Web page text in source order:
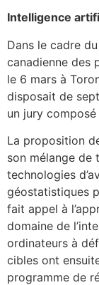
Intelligence
Dans le cadre
canadienne des
le 6 mars à
disposait de
un jury
La proposition
son mélange de
technologies
géostatistiques
fait appel à
domaine de
ordinateurs à
cibles ont
programme de